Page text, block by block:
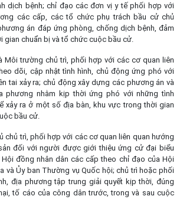
dịch bệnh; chỉ đạo các đơn vị y tế phối hợp với
các cấp, các tổ chức phụ trách bầu cử chủ
án đáp ứng phòng, chống dịch bệnh, đảm
gian chuẩn bị và tổ chức cuộc bầu cử.
Môi trường chủ trì, phối hợp với các cơ quan liên
dõi, cập nhật tình hình, chủ động ứng phó với
tai xảy ra; chủ động xây dựng các phương án và
phương nhằm kịp thời ứng phó với những tình
xảy ra ở một số địa bàn, khu vực trong thời gian
bầu cử.
chủ trì, phối hợp với các cơ quan liên quan hướng
đối với người được giới thiệu ứng cử đại biểu
đồng nhân dân các cấp theo chỉ đạo của Hội
và Ủy ban Thường vụ Quốc hội; chủ trì hoặc phối
địa phương tập trung giải quyết kịp thời, đúng
tố cáo của công dân trước, trong và sau cuộc